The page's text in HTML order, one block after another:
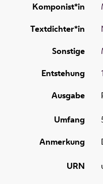
Komponist*in
Textdichter*in
Sonstige
Entstehung
Ausgabe
Umfang
Anmerkung
URN